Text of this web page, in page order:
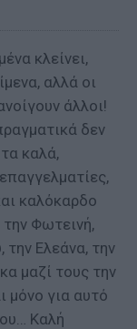
κλείνει,
αλλά οι
άλλοι!
δεν
καλά,
καλόκαρδο
Φωτεινή,
την Ελεάνα, την
μαζί τους την
μόνο για αυτό
Καλή